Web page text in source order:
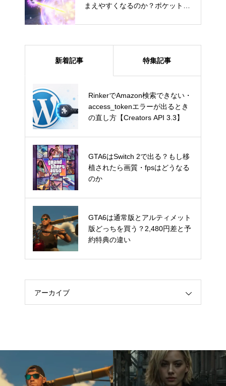
まえやすくなるのか？ポケットモ
新着記事 特集記事
RinkerでAmazon検索できない・
access_tokenエラーが出るとき
の直し方【Creators API 3.3】
GTA6はSwitch 2で出る？もし移
植されたら画質・fpsはどうなる
のか
GTA6は通常版とアルティメット
版どっちを買う？2,480円差と予
約特典の違い
RinkerでAmazon検索できない・
access_tokenエラーが出るとき
の直し方【Creators API 3.3】
GTA6はSwitch 2で出る？もし移
植されたら画質・fpsはどうなる
のか
GTA6は通常版とアルティメット
版どっちを買う？2,480円差と予
約特典の違い
アーカイブ